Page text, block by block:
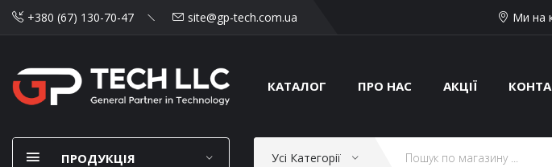
+380 (67) 130-70-47 site@gp-tech.com.ua Ми на
КАТАЛОГ ПРО НАС АКЦІЇ
ПРОДУКЦІЯ Усі Категорії